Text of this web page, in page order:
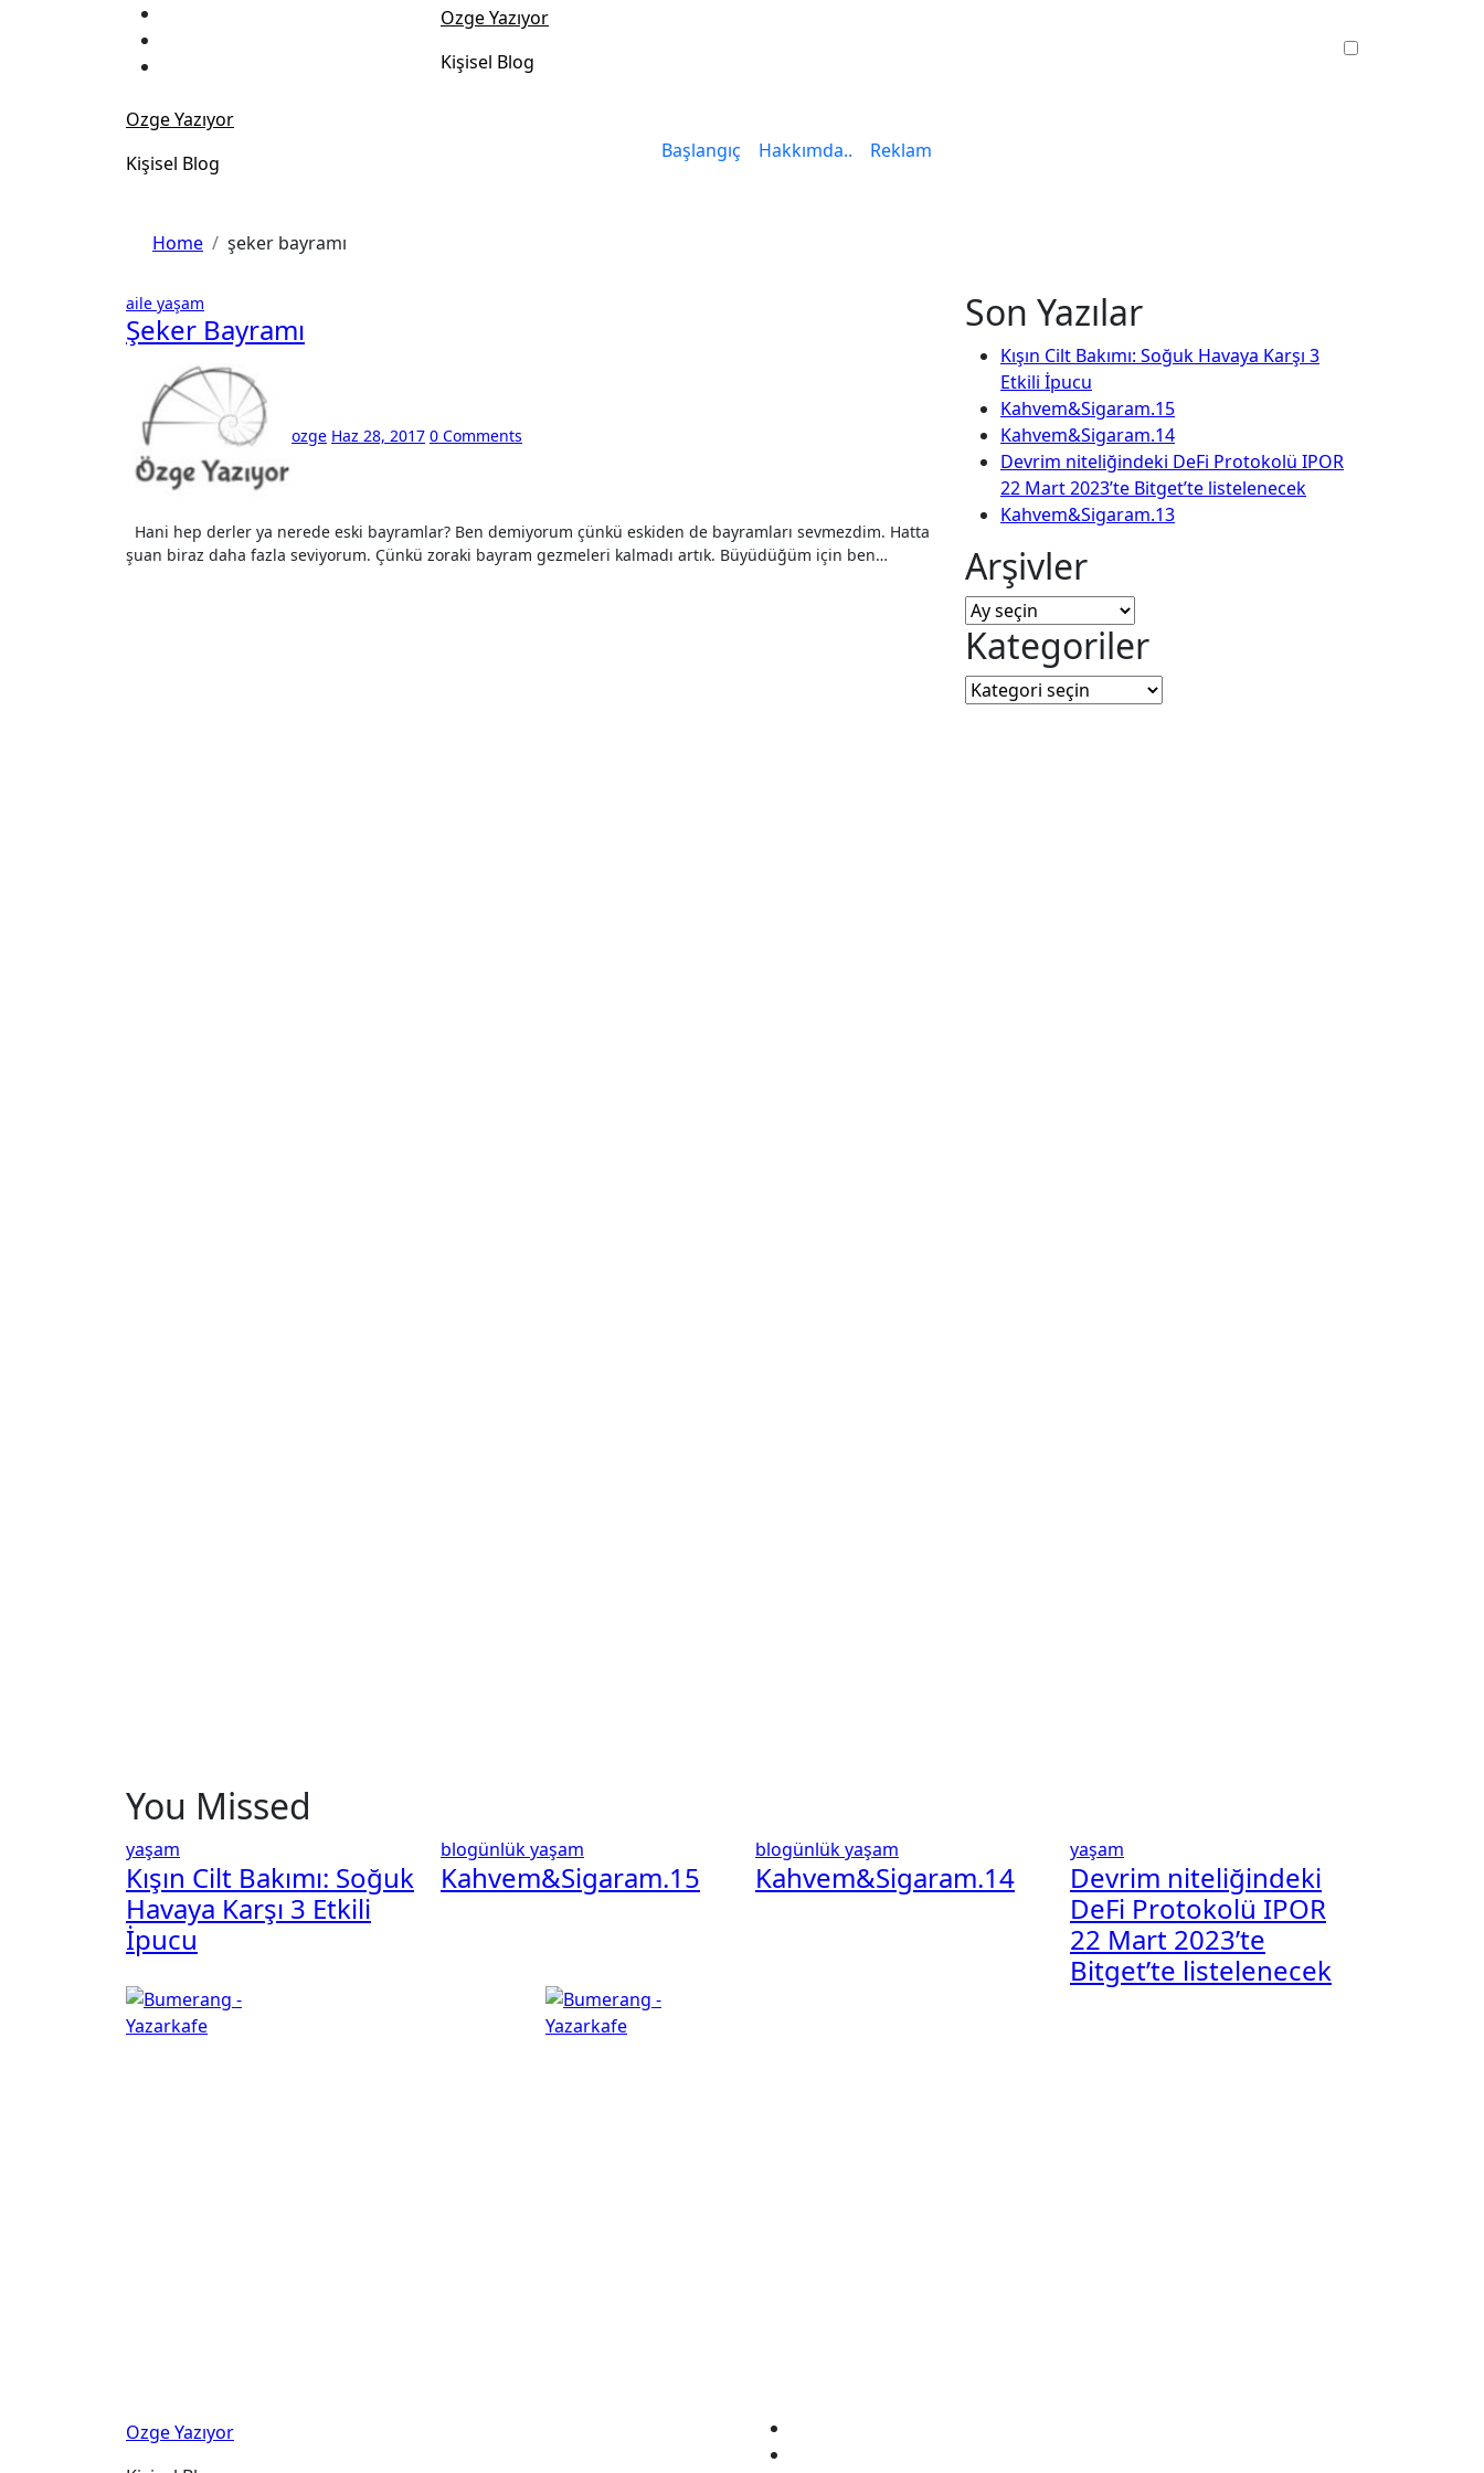
Ozge Yazıyor
Kişisel Blog
Ozge Yazıyor
Kişisel Blog
Başlangıç Hakkımda.. Reklam
Home şeker bayramı
aile yaşam
Şeker Bayramı
ozge Haz 28, 2017 0 Comments
Hani hep derler ya nerede eski bayramlar? Ben demiyorum çünkü eskiden de bayramları sevmezdim. Hatta
şuan biraz daha fazla seviyorum. Çünkü zoraki bayram gezmeleri kalmadı artık. Büyüdüğüm için ben…
Son Yazılar
Kışın Cilt Bakımı: Soğuk Havaya Karşı 3
Etkili İpucu
Kahvem&Sigaram.15
Kahvem&Sigaram.14
Devrim niteliğindeki DeFi Protokolü IPOR
22 Mart 2023’te Bitget’te listelenecek
Kahvem&Sigaram.13
Arşivler
Arşivler
Kategoriler
Kategoriler
You Missed
yaşam
Kışın Cilt Bakımı: Soğuk
Havaya Karşı 3 Etkili
İpucu
blogünlükyaşam
Kahvem&Sigaram.15
blogünlükyaşam
Kahvem&Sigaram.14
yaşam
Devrim niteliğindeki
DeFi Protokolü IPOR
22 Mart 2023’te
Bitget’te listelenecek
Ozge Yazıyor